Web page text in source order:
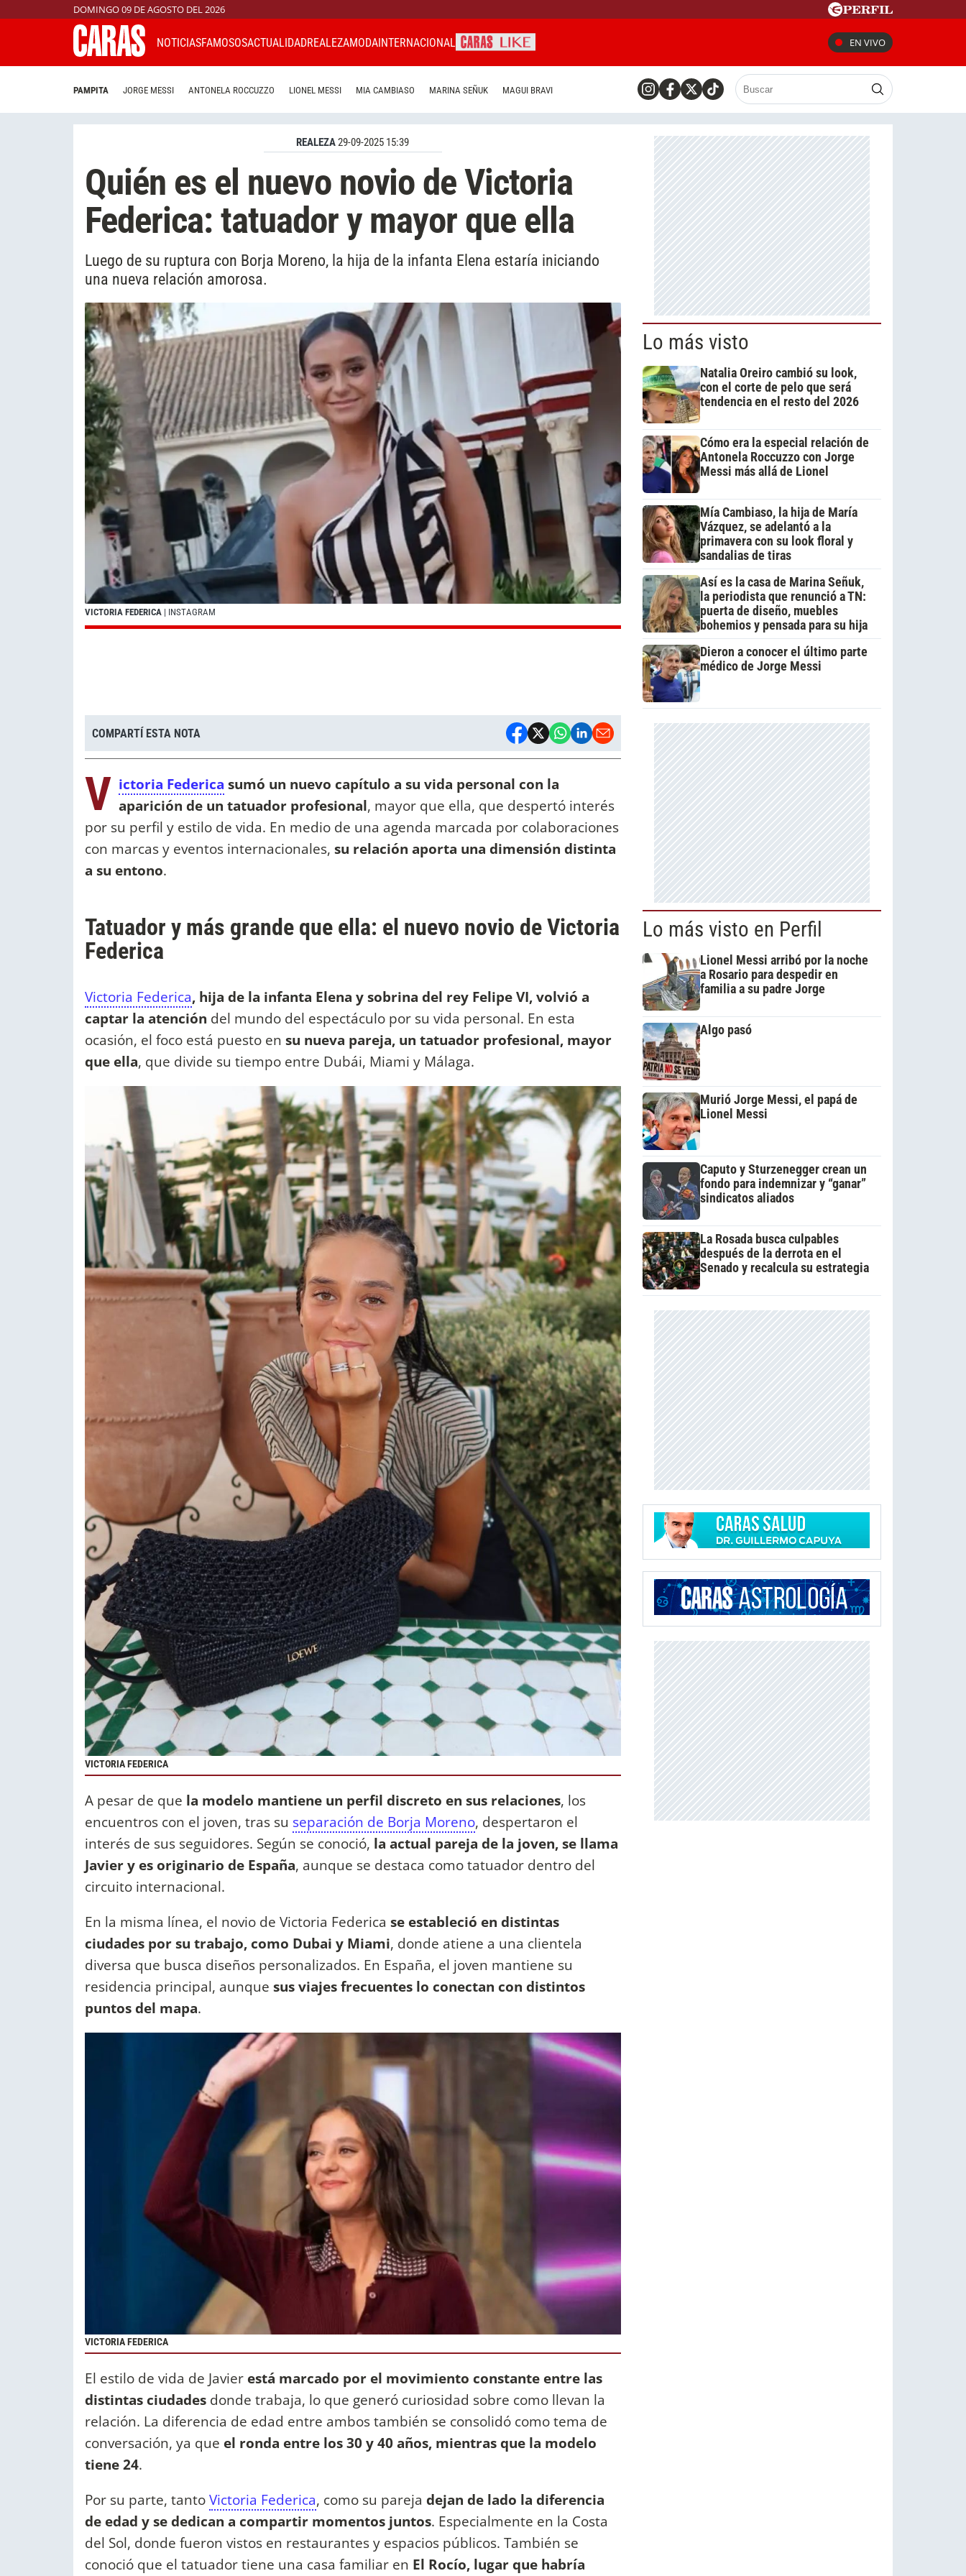
DOMINGO 09 DE AGOSTO DEL 2026
NOTICIASFAMOSOSACTUALIDADREALEZAMODAINTERNACIONAL EN VIVO
PAMPITA JORGE MESSI ANTONELA ROCCUZZO LIONEL MESSI MIA CAMBIASO MARINA SEÑUK MAGUI BRAVI
REALEZA29-09-2025 15:39
Quién es el nuevo novio de Victoria
Federica: tatuador y mayor que ella
Luego de su ruptura con Borja Moreno, la hija de la infanta Elena estaría iniciando
una nueva relación amorosa.
VICTORIA FEDERICA | INSTAGRAM
COMPARTÍ ESTA NOTA
V ictoria Federica sumó un nuevo capítulo a su vida personal con la
aparición de un tatuador profesional, mayor que ella, que despertó interés
por su perfil y estilo de vida. En medio de una agenda marcada por colaboraciones
con marcas y eventos internacionales, su relación aporta una dimensión distinta
a su entono.
Tatuador y más grande que ella: el nuevo novio de Victoria
Federica
Victoria Federica, hija de la infanta Elena y sobrina del rey Felipe VI, volvió a
captar la atención del mundo del espectáculo por su vida personal. En esta
ocasión, el foco está puesto en su nueva pareja, un tatuador profesional, mayor
que ella, que divide su tiempo entre Dubái, Miami y Málaga.
VICTORIA FEDERICA
A pesar de que la modelo mantiene un perfil discreto en sus relaciones, los
encuentros con el joven, tras su separación de Borja Moreno, despertaron el
interés de sus seguidores. Según se conoció, la actual pareja de la joven, se llama
Javier y es originario de España, aunque se destaca como tatuador dentro del
circuito internacional.
En la misma línea, el novio de Victoria Federica se estableció en distintas
ciudades por su trabajo, como Dubai y Miami, donde atiene a una clientela
diversa que busca diseños personalizados. En España, el joven mantiene su
residencia principal, aunque sus viajes frecuentes lo conectan con distintos
puntos del mapa.
VICTORIA FEDERICA
El estilo de vida de Javier está marcado por el movimiento constante entre las
distintas ciudades donde trabaja, lo que generó curiosidad sobre como llevan la
relación. La diferencia de edad entre ambos también se consolidó como tema de
conversación, ya que el ronda entre los 30 y 40 años, mientras que la modelo
tiene 24.
Por su parte, tantoVictoria Federica, como su pareja dejan de lado la diferencia
de edad y se dedican a compartir momentos juntos. Especialmente en la Costa
del Sol, donde fueron vistos en restaurantes y espacios públicos. También se
conoció que el tatuador tiene una casa familiar en El Rocío, lugar que habría
Lo más visto
Natalia Oreiro cambió su look,
con el corte de pelo que será
tendencia en el resto del 2026
Cómo era la especial relación de
Antonela Roccuzzo con Jorge
Messi más allá de Lionel
Mía Cambiaso, la hija de María
Vázquez, se adelantó a la
primavera con su look floral y
sandalias de tiras
Así es la casa de Marina Señuk,
la periodista que renunció a TN:
puerta de diseño, muebles
bohemios y pensada para su hija
Dieron a conocer el último parte
médico de Jorge Messi
Lo más visto en Perfil
Lionel Messi arribó por la noche
a Rosario para despedir en
familia a su padre Jorge
Algo pasó
Murió Jorge Messi, el papá de
Lionel Messi
Caputo y Sturzenegger crean un
fondo para indemnizar y “ganar”
sindicatos aliados
La Rosada busca culpables
después de la derrota en el
Senado y recalcula su estrategia